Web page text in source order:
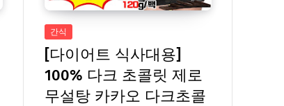
간식
[다이어트 식사대용]
100% 다크 초콜릿 제로
무설탕 카카오 다크초콜